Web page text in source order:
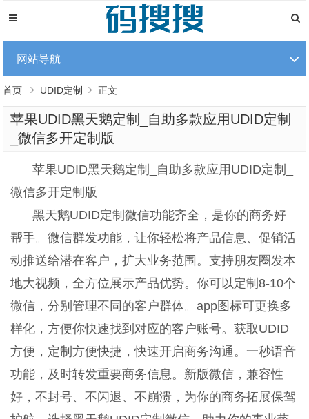
网站导航
首页 UDID定制 正文
苹果UDID黑天鹅定制_自助多款应用UDID定制
_微信多开定制版
苹果UDID黑天鹅定制_自助多款应用UDID定制_
微信多开定制版
黑天鹅UDID定制微信功能齐全，是你的商务好
帮手。微信群发功能，让你轻松将产品信息、促销活
动推送给潜在客户，扩大业务范围。支持朋友圈发本
地大视频，全方位展示产品优势。你可以定制8-10个
微信，分别管理不同的客户群体。app图标可更换多
样化，方便你快速找到对应的客户账号。获取UDID
方便，定制方便快捷，快速开启商务沟通。一秒语音
功能，及时转发重要商务信息。新版微信，兼容性
好，不封号、不闪退、不崩溃，为你的商务拓展保驾